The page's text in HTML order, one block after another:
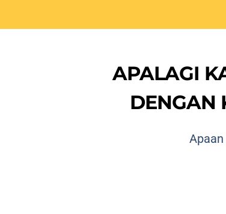
APALAGI
DENGAN